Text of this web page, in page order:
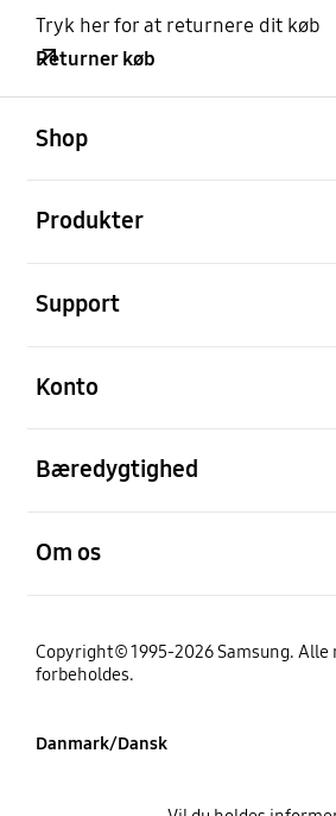
Tryk her for at returnere dit køb
Returner køb
Shop
Produkter
Support
Konto
Bæredygtighed
Om os
Copyright© 1995-2026 Samsung.
forbeholdes.
Danmark/Dansk